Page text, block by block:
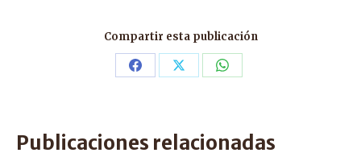
Compartir esta publicación
Share Share Share
Publicaciones relacionadas